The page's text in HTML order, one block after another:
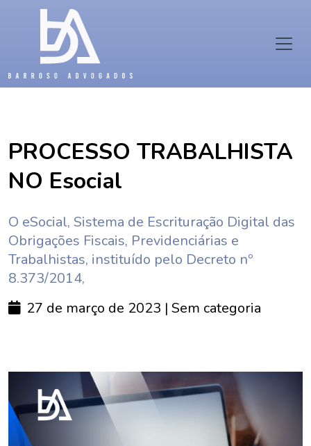
PROCESSO TRABALHISTA
NO Esocial
O eSocial, Sistema de Escrituração Digital das
Obrigações Fiscais, Previdenciárias e
Trabalhistas, instituído pelo Decreto nº
8.373/2014,
27 de março de 2023 | Sem categoria